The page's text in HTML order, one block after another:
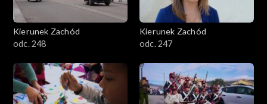
Kierunek Zachód
odc. 248
Kierunek Zachód
odc. 247